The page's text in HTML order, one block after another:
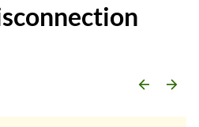
arrow_backward arrow_forward